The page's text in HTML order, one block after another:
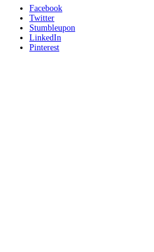
Facebook
Twitter
Stumbleupon
LinkedIn
Pinterest